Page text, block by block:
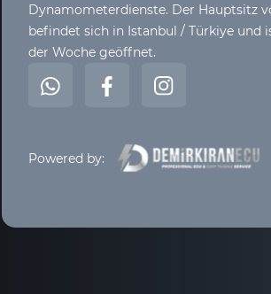
Dynamometerdienste. Der Hauptsitz
befindet sich in Istanbul / Türkiye und
der Woche geöffnet.
Powered by: